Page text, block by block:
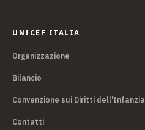
UNICEF ITALIA
Organizzazione
Bilancio
Convenzione sui Diritti dell'Infanzia
Contatti